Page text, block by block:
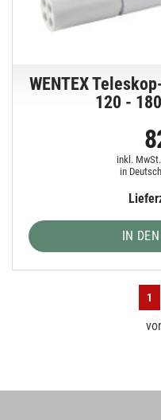
WENTEX
120 -
inkl.
in
IN
1